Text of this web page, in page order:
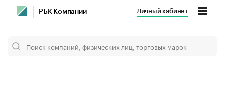
РБК Компании Личный кабинет